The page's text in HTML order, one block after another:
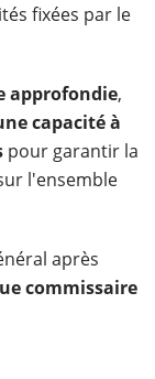
fixées par le
approfondie,
capacité à
pour garantir la
l'ensemble
après
commissaire